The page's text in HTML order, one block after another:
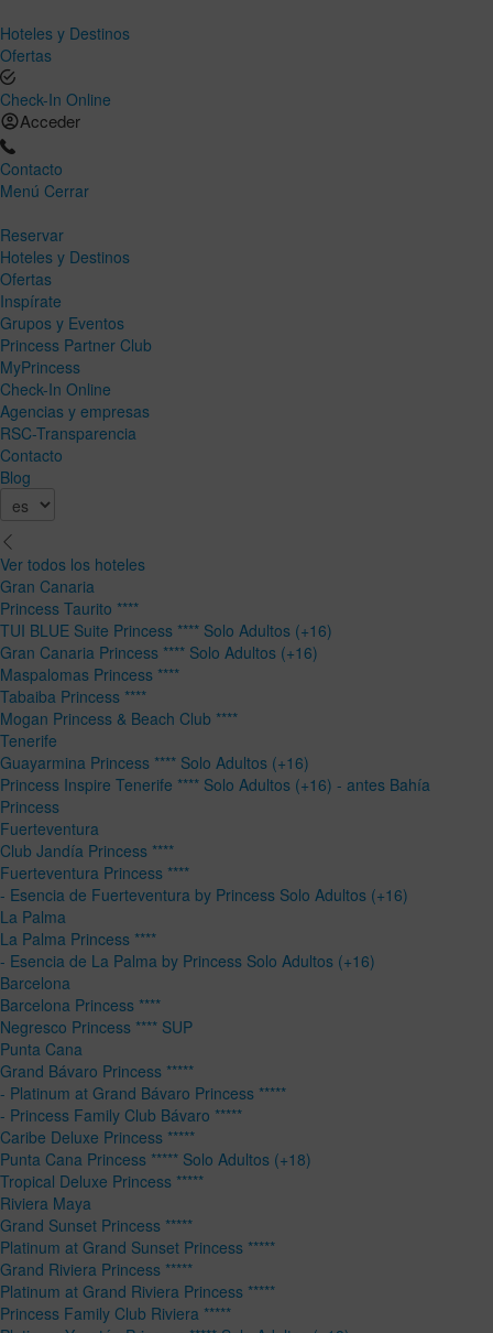
Hoteles y Destinos
Ofertas
Check-In Online
Acceder
Contacto
Menú Cerrar
Reservar
Hoteles y Destinos
Ofertas
Inspírate
Grupos y Eventos
Princess Partner Club
MyPrincess
Check-In Online
Agencias y empresas
RSC-Transparencia
Contacto
Blog
Ver todos los hoteles
Gran Canaria
Princess Taurito ****
TUI BLUE Suite Princess **** Solo Adultos (+16)
Gran Canaria Princess **** Solo Adultos (+16)
Maspalomas Princess ****
Tabaiba Princess ****
Mogan Princess & Beach Club ****
Tenerife
Guayarmina Princess **** Solo Adultos (+16)
Princess Inspire Tenerife **** Solo Adultos (+16) - antes Bahía
Princess
Fuerteventura
Club Jandía Princess ****
Fuerteventura Princess ****
- Esencia de Fuerteventura by Princess Solo Adultos (+16)
La Palma
La Palma Princess ****
- Esencia de La Palma by Princess Solo Adultos (+16)
Barcelona
Barcelona Princess ****
Negresco Princess **** SUP
Punta Cana
Grand Bávaro Princess *****
- Platinum at Grand Bávaro Princess *****
- Princess Family Club Bávaro *****
Caribe Deluxe Princess *****
Punta Cana Princess ***** Solo Adultos (+18)
Tropical Deluxe Princess *****
Riviera Maya
Grand Sunset Princess *****
Platinum at Grand Sunset Princess *****
Grand Riviera Princess *****
Platinum at Grand Riviera Princess *****
Princess Family Club Riviera *****